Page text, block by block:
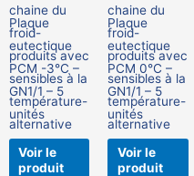
Plaque
eutectique
PCM -3°C –
GN1/1 – 5
unités
Voir le
produit
Plaque
eutectique
PCM 0°C –
GN1/1 – 5
unités
Voir le
produit